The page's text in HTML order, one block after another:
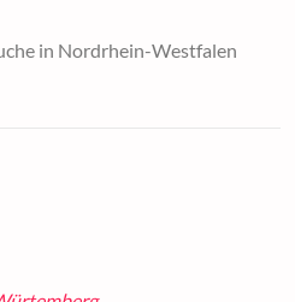
in Nordrhein-Westfalen